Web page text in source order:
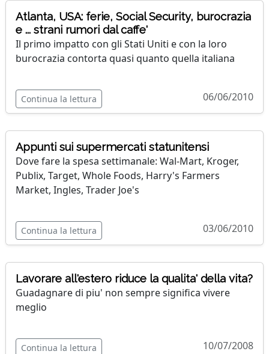
Atlanta, USA: ferie, Social Security, burocrazia
e ... strani rumori dal caffe'
Il primo impatto con gli Stati Uniti e con la loro
burocrazia contorta quasi quanto quella italiana
Continua la lettura 06/06/2010
Appunti sui supermercati statunitensi
Dove fare la spesa settimanale: Wal-Mart, Kroger,
Publix, Target, Whole Foods, Harry's Farmers
Market, Ingles, Trader Joe's
Continua la lettura 03/06/2010
Lavorare all'estero riduce la qualita' della vita?
Guadagnare di piu' non sempre significa vivere
meglio
Continua la lettura 10/07/2008